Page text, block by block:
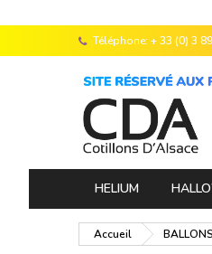
Téléphone: + 33 (0) 3
HELIUM
Accueil BALLONS